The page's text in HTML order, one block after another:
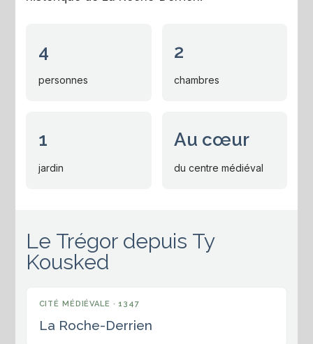
4
personnes
2
chambres
1
jardin
Au cœur
du centre médiéval
Le Trégor depuis Ty
Kousked
CITÉ MÉDIÉVALE · 1347
La Roche-Derrien